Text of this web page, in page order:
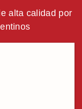
alta calidad por